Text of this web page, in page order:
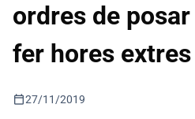
ordres de
fer hores extres
calendar_today27/11/2019